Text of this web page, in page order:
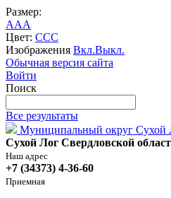
Размер:
AAA
Цвет: CCC
Изображения Вкл.Выкл.
Обычная версия сайта
Войти
Поиск
Все результаты
Муниципальный округ Сухой
Сухой Лог Свердловской
Наш адрес
+7 (34373) 4-36-60
Приемная